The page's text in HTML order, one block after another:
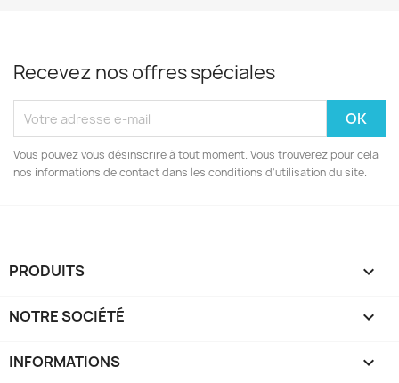
Recevez nos offres spéciales
Vous pouvez vous désinscrire à tout moment. Vous trouverez pour cela
nos informations de contact dans les conditions d'utilisation du site.
PRODUITS 
NOTRE SOCIÉTÉ 
INFORMATIONS keyboard_arrow_down